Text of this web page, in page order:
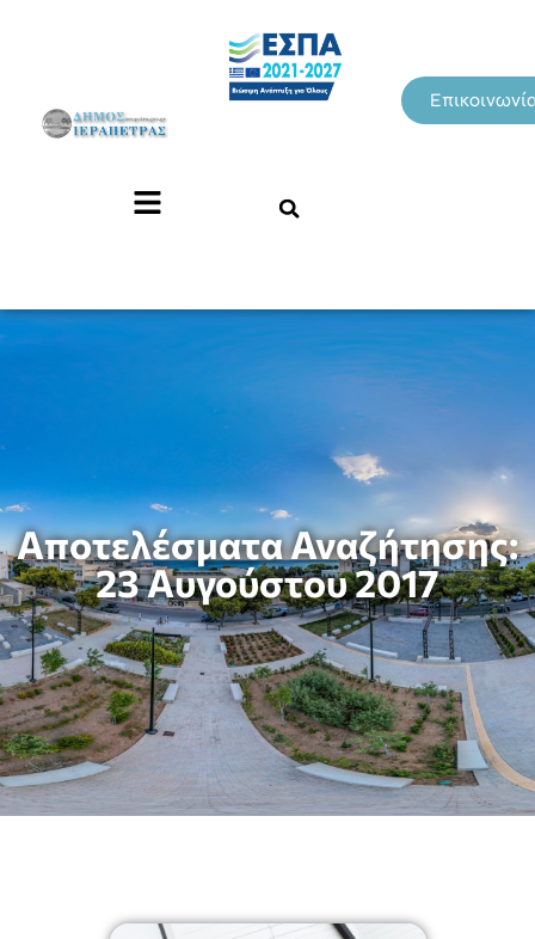
Αποτελέσματα Αναζήτησης:
23 Αυγούστου 2017